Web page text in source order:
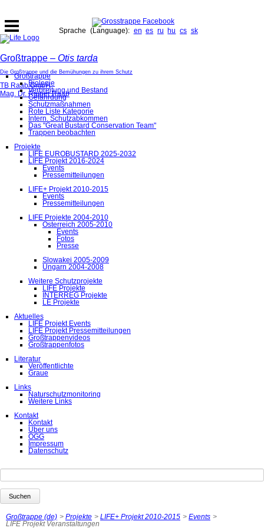
Sprache (Language): en es ru hu cs sk
Großtrappe – Otis tarda
Die Großtrappe und die Bemühungen zu ihrem Schutz
TB Raab GmbH
Mag. Dr. Rainer Raab
Großtrappe
Biologie
Verbreitung und Bestand
Gefährdung
Schutzmaßnahmen
Rote Liste Kategorie
Intern. Schutzabkommen
Das "Great Bustard Conservation Team"
Trappen beobachten
Projekte
LIFE EUROBUSTARD 2025-2032
LIFE Projekt 2016-2024
Events
Pressemitteilungen
LIFE+ Projekt 2010-2015
Events
Pressemitteilungen
LIFE Projekte 2004-2010
Österreich 2005-2010
Events
Fotos
Presse
Slowakei 2005-2009
Ungarn 2004-2008
Weitere Schutzprojekte
LIFE Projekte
INTERREG Projekte
LE Projekte
Aktuelles
LIFE Projekt Events
LIFE Projekt Pressemitteilungen
Großtrappenvideos
Großtrappenfotos
Literatur
Veröffentlichte
Graue
Links
Naturschutzmonitoring
Weitere Links
Kontakt
Kontakt
Über uns
ÖGG
Impressum
Datenschutz
Suchbegriffe
Suchen
Großtrappe (de) Projekte LIFE+ Projekt 2010-2015
Events
LIFE Projekt Veranstaltungen